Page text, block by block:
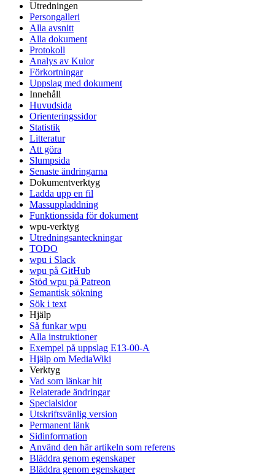
Utredningen
Persongalleri
Alla avsnitt
Alla dokument
Protokoll
Analys av Kulor
Förkortningar
Uppslag med dokument
Innehåll
Huvudsida
Orienteringssidor
Statistik
Litteratur
Att göra
Slumpsida
Senaste ändringarna
Dokumentverktyg
Ladda upp en fil
Massuppladdning
Funktionssida för dokument
wpu-verktyg
Utredningsanteckningar
TODO
wpu i Slack
wpu på GitHub
Stöd wpu på Patreon
Semantisk sökning
Sök i text
Hjälp
Så funkar wpu
Alla instruktioner
Exempel på uppslag E13-00-A
Hjälp om MediaWiki
Verktyg
Vad som länkar hit
Relaterade ändringar
Specialsidor
Utskriftsvänlig version
Permanent länk
Sidinformation
Använd den här artikeln som referens
Bläddra genom egenskaper
Bläddra genom egenskaper